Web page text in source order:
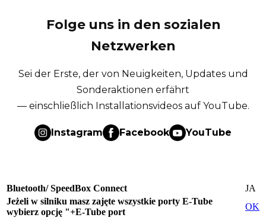
Folge uns in den sozialen
Netzwerken
Sei der Erste, der von Neuigkeiten, Updates und
Sonderaktionen erfährt
— einschließlich Installationsvideos auf YouTube.
Instagram Facebook YouTube
Bluetooth/ SpeedBox Connect
JA
Jeżeli w silniku masz zajęte wszystkie porty E-Tube
wybierz opcję "+E-Tube port
OK